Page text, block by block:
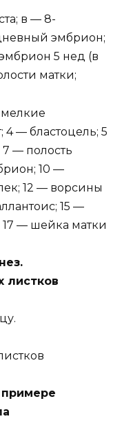
в — 8-
эмбрион;
5 нед (в
матки;
— бластоцель; 5
— полость
10 —
12 — ворсины
15 —
17 — шейка матки
листков
примере